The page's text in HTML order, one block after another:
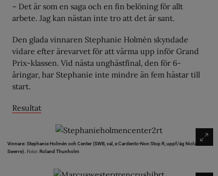
– Det är som en saga och en fin belöning för allt
arbete. Jag kan nästan inte tro att det är sant.
Den glada vinnaren Stephanie Holmén skyndade
vidare efter ärevarvet för att värma upp inför Grand
Prix-klassen. Vid nästa unghästfinal, den för 6-
åringar, har Stephanie inte mindre än fem hästar till
start.
Resultat
Vinnare: Stephanie Holmén och Center (SWB, val, e Cardento-Non Stop R, uppf/äg Niclas
Swerre). Foto: Roland Thunholm